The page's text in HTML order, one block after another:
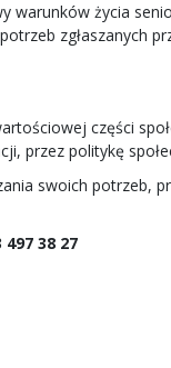
warunków życia
zgłaszanych
części
przez politykę
swoich
38 27